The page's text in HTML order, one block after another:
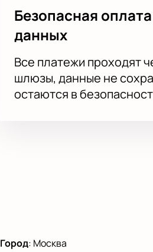
Безопасная
данных
Все платежи проходят
шлюзы, данные не
остаются в
Город: Москва